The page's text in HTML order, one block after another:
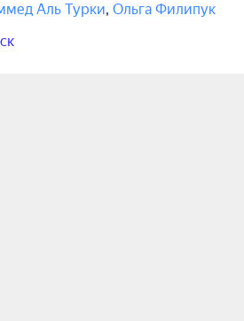
Аль Турки, Ольга Филипук